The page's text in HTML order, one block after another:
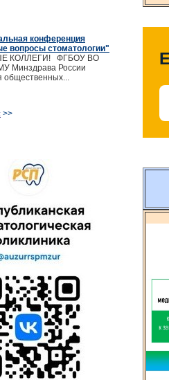
конференция
вопросы стоматологии"
КОЛЛЕГИ! ФГБОУ ВО
Минздрава России
общественных...
>>